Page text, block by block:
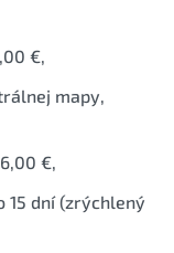
€,
mapy,
€,
dní (zrýchlený